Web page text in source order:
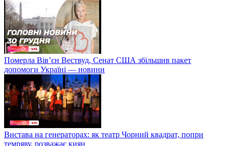
Померла Вівʼєн Вествуд, Сенат США збільшив пакет
допомоги Україні — новини
Вистава на генераторах: як театр Чорний квадрат, попри
темряву, розважає киян